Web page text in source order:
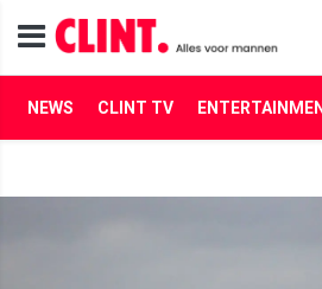
NEWS CLINT TV